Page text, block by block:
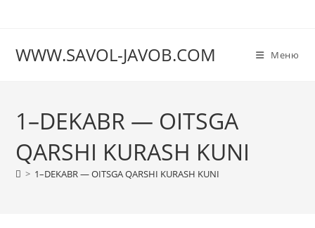
WWW.SAVOL-JAVOB.COM Меню
1–DEKABR — OITSGA
QARSHI KURASH KUNI
> 1–DEKABR — OITSGA QARSHI KURASH KUNI